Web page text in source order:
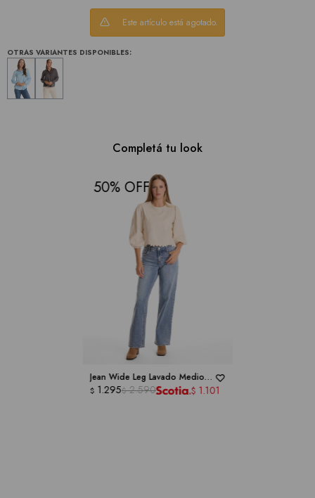
Este artículo está agotado.
OTRAS VARIANTES DISPONIBLES:
Completá tu look
50
Jean Wide Leg Lavado Medio -
ROYALTY COLLECTION
$ 1.295$ 2.590 $ 1.101